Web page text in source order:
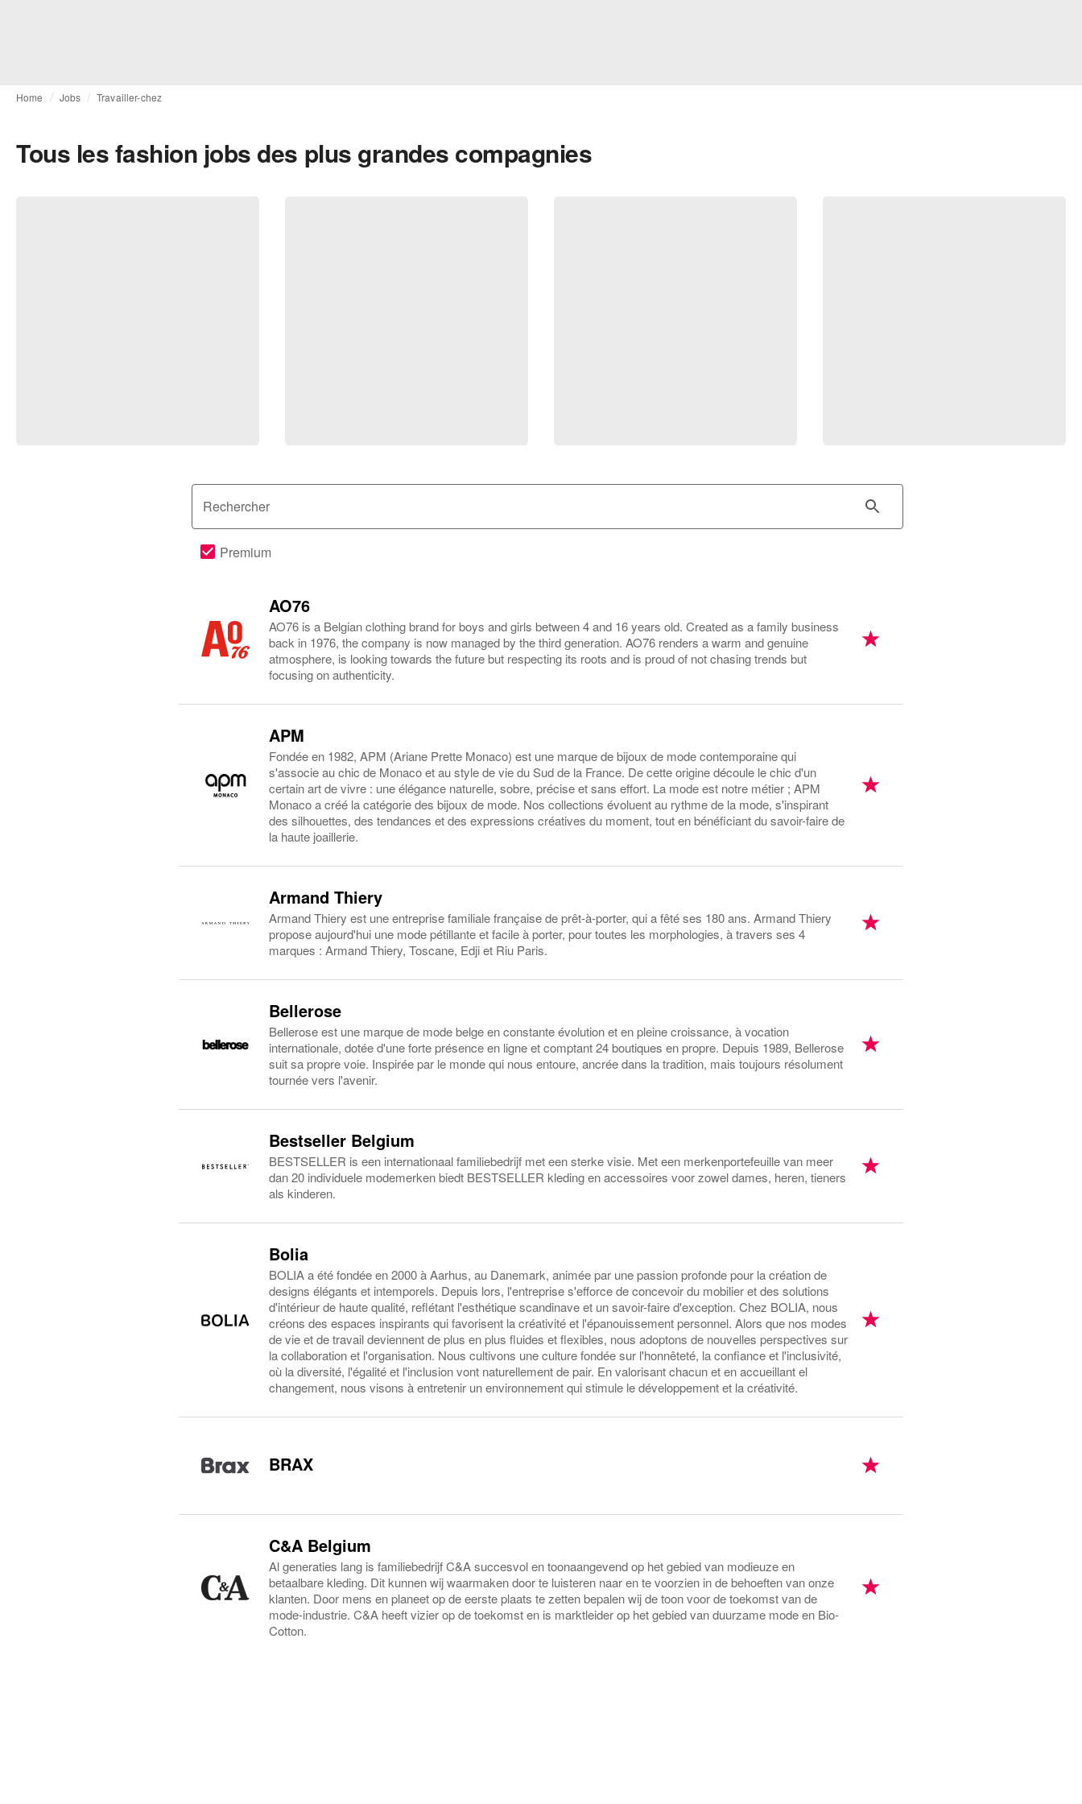
Home Jobs Travailler-chez
Tous les fashion jobs des plus grandes compagnies
Rechercher
Premium
AO76
AO76 is a Belgian clothing brand for boys and girls between 4 and 16 years old. Created as a family business
back in 1976, the company is now managed by the third generation. AO76 renders a warm and genuine
atmosphere, is looking towards the future but respecting its roots and is proud of not chasing trends but
focusing on authenticity.
APM
Fondée en 1982, APM (Ariane Prette Monaco) est une marque de bijoux de mode contemporaine qui
s'associe au chic de Monaco et au style de vie du Sud de la France. De cette origine découle le chic d'un
certain art de vivre : une élégance naturelle, sobre, précise et sans effort. La mode est notre métier ; APM
Monaco a créé la catégorie des bijoux de mode. Nos collections évoluent au rythme de la mode, s'inspirant
des silhouettes, des tendances et des expressions créatives du moment, tout en bénéficiant du savoir-faire de
la haute joaillerie.
Armand Thiery
Armand Thiery est une entreprise familiale française de prêt-à-porter, qui a fêté ses 180 ans. Armand Thiery
propose aujourd'hui une mode pétillante et facile à porter, pour toutes les morphologies, à travers ses 4
marques : Armand Thiery, Toscane, Edji et Riu Paris.
Bellerose
Bellerose est une marque de mode belge en constante évolution et en pleine croissance, à vocation
internationale, dotée d'une forte présence en ligne et comptant 24 boutiques en propre. Depuis 1989, Bellerose
suit sa propre voie. Inspirée par le monde qui nous entoure, ancrée dans la tradition, mais toujours résolument
tournée vers l'avenir.
Bestseller Belgium
BESTSELLER is een internationaal familiebedrijf met een sterke visie. Met een merkenportefeuille van meer
dan 20 individuele modemerken biedt BESTSELLER kleding en accessoires voor zowel dames, heren, tieners
als kinderen.
Bolia
BOLIA a été fondée en 2000 à Aarhus, au Danemark, animée par une passion profonde pour la création de
designs élégants et intemporels. Depuis lors, l'entreprise s'efforce de concevoir du mobilier et des solutions
d'intérieur de haute qualité, reflétant l'esthétique scandinave et un savoir-faire d'exception. Chez BOLIA, nous
créons des espaces inspirants qui favorisent la créativité et l'épanouissement personnel. Alors que nos modes
de vie et de travail deviennent de plus en plus fluides et flexibles, nous adoptons de nouvelles perspectives sur
la collaboration et l'organisation. Nous cultivons une culture fondée sur l'honnêteté, la confiance et l'inclusivité,
où la diversité, l'égalité et l'inclusion vont naturellement de pair. En valorisant chacun et en accueillant el
changement, nous visons à entretenir un environnement qui stimule le développement et la créativité.
BRAX
C&A Belgium
Al generaties lang is familiebedrijf C&A succesvol en toonaangevend op het gebied van modieuze en
betaalbare kleding. Dit kunnen wij waarmaken door te luisteren naar en te voorzien in de behoeften van onze
klanten. Door mens en planeet op de eerste plaats te zetten bepalen wij de toon voor de toekomst van de
mode-industrie. C&A heeft vizier op de toekomst en is marktleider op het gebied van duurzame mode en Bio-
Cotton.